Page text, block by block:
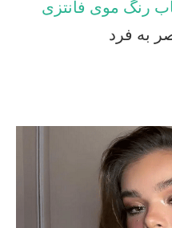
رنگ موی فانتزی
به فرد